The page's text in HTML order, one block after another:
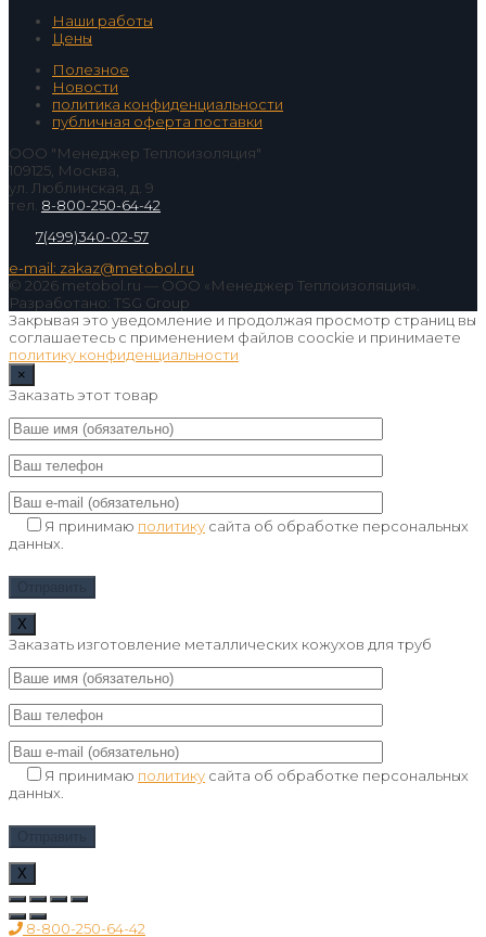
Наши работы
Цены
Полезное
Новости
политика конфиденциальности
публичная оферта поставки
ООО "Менеджер Теплоизоляция"
109125, Москва,
ул. Люблинская, д. 9
тел. 8-800-250-64-42
7(499)340-02-57
e-mail: zakaz@metobol.ru
© 2026 metobol.ru — ООО «Менеджер Теплоизоляция».
Разработано: TSG Group
Закрывая это уведомление и продолжая просмотр страниц вы
соглашаетесь с применением файлов coockie и принимаете
политику конфиденциальности
×
Заказать этот товар
Я принимаю политику сайта об обработке персональных
данных.
Х
Заказать изготовление металлических кожухов для труб
Я принимаю политику сайта об обработке персональных
данных.
Х
8-800-250-64-42